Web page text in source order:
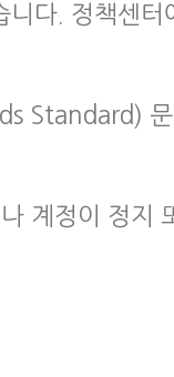
다. 정책센
Standard)
계정이 정지